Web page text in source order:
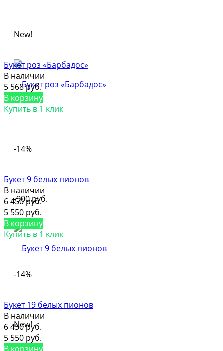
New!
Букет роз «Барбадос»
В наличии
5 568 руб.
В корзину
Купить в 1 клик
-14%
-900 руб.
Букет 9 белых пионов
В наличии
6 450 руб.
5 550 руб.
В корзину
Купить в 1 клик
-14%
New!
Букет 19 белых пионов
В наличии
6 450 руб.
5 550 руб.
В корзину